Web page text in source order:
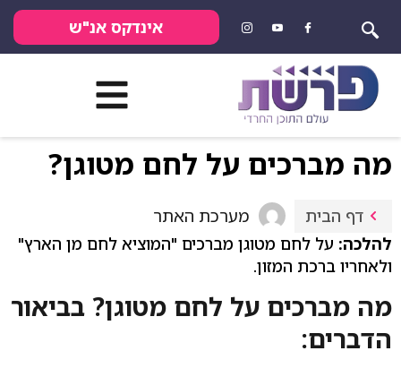
אינדקס אנ"ש
מה מברכים על לחם מטוגן?
דף הבית מערכת האתר
להלכה: על לחם מטוגן מברכים "המוציא לחם מן הארץ"
ולאחריו ברכת המזון.
מה מברכים על לחם מטוגן? בביאור
הדברים: